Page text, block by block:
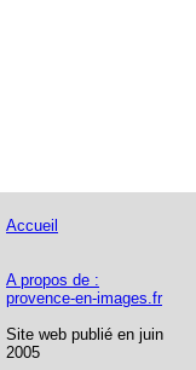
Accueil
A propos de :
provence-en-images.fr
Site web publié en juin
2005